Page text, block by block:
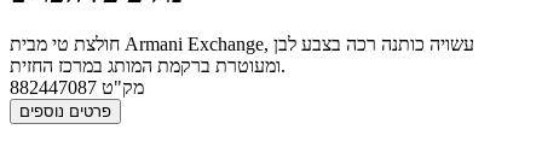
חולצת טי מבית Armani Exchange, עשויה כותנה רכה בצבע לבן
ומעוטרת ברקמת המותג במרכז החזית.
מק"ט 882447087
פרטים נוספים